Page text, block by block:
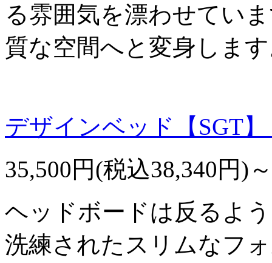
る雰囲気を漂わせてい
質な空間へと変身しま
デザインベッド【SGT
35,500円(税込38,340円)～
ヘッドボードは反るよ
洗練されたスリムなフ